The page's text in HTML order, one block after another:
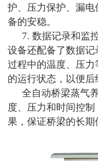
护、压力保护、漏
备的安稳。
7. 数据记录和监
设备还配备了数据
过程中的温度、压
的运行状态，以便后
全自动桥梁蒸气
度、压力和时间控
果，保证桥梁的长期